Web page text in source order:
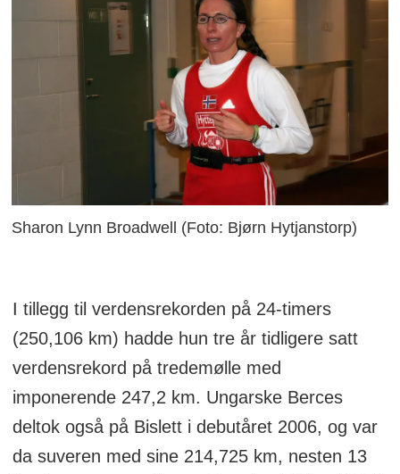
Sharon Lynn Broadwell (Foto: Bjørn Hytjanstorp)
I tillegg til verdensrekorden på 24-timers
(250,106 km) hadde hun tre år tidligere satt
verdensrekord på tredemølle med
imponerende 247,2 km. Ungarske Berces
deltok også på Bislett i debutåret 2006, og var
da suveren med sine 214,725 km, nesten 13